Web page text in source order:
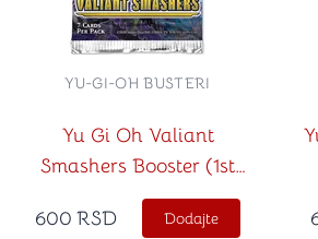
Yu Gi Oh Valiant
Smashers Booster (1st
Edition)
YU-GI-OH BUSTERI
600 RSD Dodajte